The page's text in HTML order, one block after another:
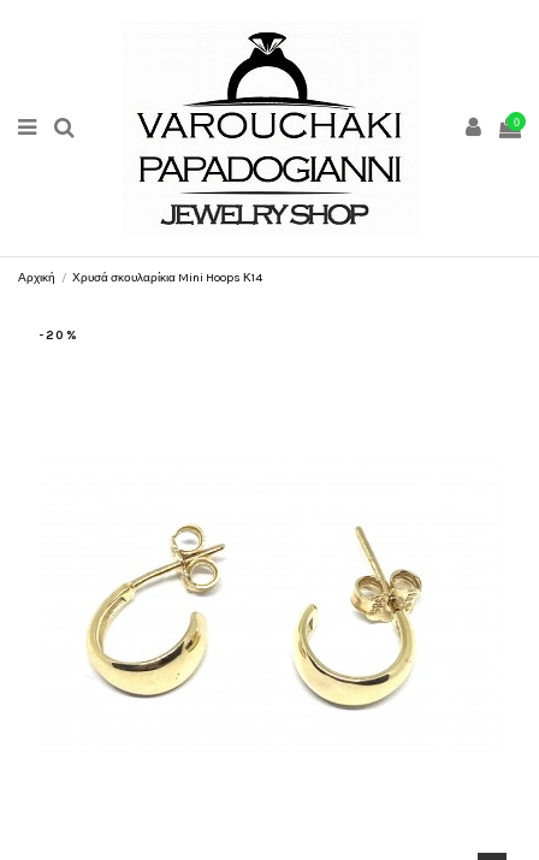
0
Αρχική Χρυσά σκουλαρίκια Mini Hoops Κ14
-20%